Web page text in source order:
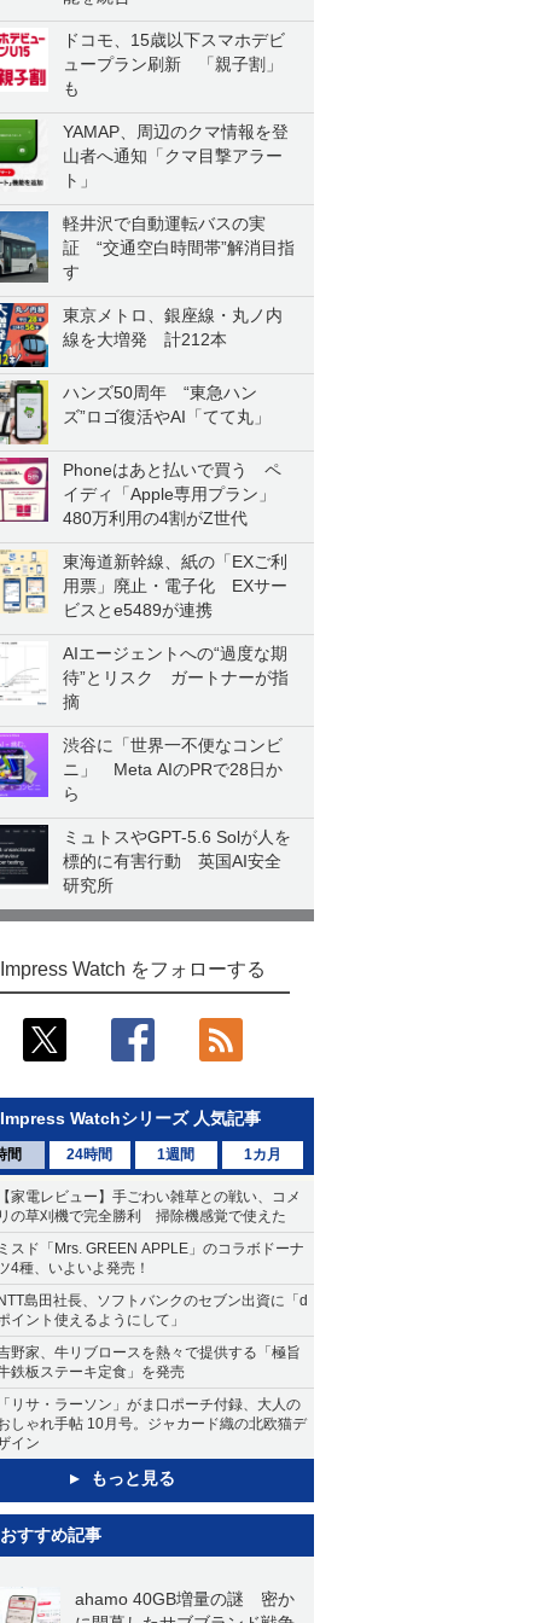
ドコモ、15歳以下スマホデビ
ュープラン刷新 「親子割」
も
YAMAP、周辺のクマ情報を登
山者へ通知「クマ目撃アラー
ト」
軽井沢で自動運転バスの実
証 “交通空白時間帯”解消目指
す
東京メトロ、銀座線・丸ノ内
線を大増発 計212本
ハンズ50周年 “東急ハン
ズ”ロゴ復活やAI「てて丸」
Phoneはあと払いで買う ペ
イディ「Apple専用プラン」
480万利用の4割がZ世代
東海道新幹線、紙の「EXご利
用票」廃止・電子化 EXサー
ビスとe5489が連携
AIエージェントへの“過度な期
待”とリスク ガートナーが指
摘
渋谷に「世界一不便なコンビ
ニ」 Meta AIのPRで28日か
ら
ミュトスやGPT-5.6 Solが人を
標的に有害行動 英国AI安全
研究所
Impress Watch をフォローする
Impress Watchシリーズ 人気記事
間 24時間 1週間 1カ月
家電レビュー】手ごわい雑草との戦い、コメ
の草刈機で完全勝利 掃除機感覚で使えた
スド「Mrs. GREEN APPLE」のコラボドーナ
4種、いよいよ発売！
島田社長、ソフトバンクのセブン出資に「d
イント使えるようにして」
野家、牛リブロースを熱々で提供する「極旨
鉄板ステーキ定食」を発売
リサ・ラーソン」がま口ポーチ付録、大人の
しゃれ手帖 10月号。ジャカード織の北欧猫デ
イン
もっと見る
おすすめ記事
ahamo 40GB増量の謎 密か